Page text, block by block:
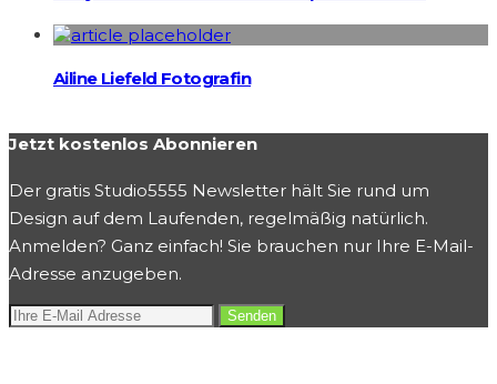
Ailine Liefeld Fotografin
Jetzt kostenlos Abonnieren
Der gratis Studio5555 Newsletter hält Sie rund um
Design auf dem Laufenden, regelmäßig natürlich.
Anmelden? Ganz einfach! Sie brauchen nur Ihre E-Mail-
Adresse anzugeben.